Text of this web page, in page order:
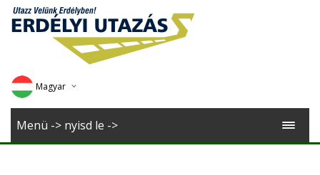
Magyar
Deutsch
Menü -> nyisd le ->